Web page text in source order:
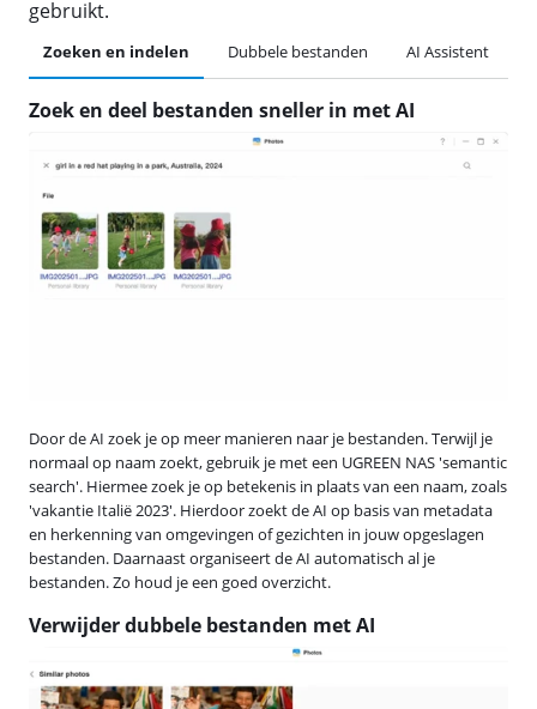
gebruikt.
Zoeken en indelen Dubbele bestanden AI Assistent
Zoek en deel bestanden sneller in met AI
Door de AI zoek je op meer manieren naar je bestanden. Terwijl je
normaal op naam zoekt, gebruik je met een UGREEN NAS 'semantic
search'. Hiermee zoek je op betekenis in plaats van een naam, zoals
'vakantie Italië 2023'. Hierdoor zoekt de AI op basis van metadata
en herkenning van omgevingen of gezichten in jouw opgeslagen
bestanden. Daarnaast organiseert de AI automatisch al je
bestanden. Zo houd je een goed overzicht.
Verwijder dubbele bestanden met AI